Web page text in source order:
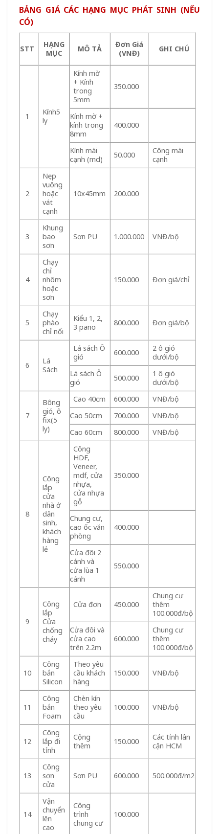
BẢNG GIÁ CÁC HẠNG MỤC PHÁT SINH (NẾU
CÓ)
STT
HẠNG
MỤC
MÔ TẢ
Đơn Giá
(VNĐ)
GHI CHÚ
1
Kính5
ly
Kính mờ
+ Kính
trong
5mm
350.000
Kính mờ +
kính trong
8mm
400.000
Kính mài
cạnh (md)
50.000
Công mài
cạnh
2
Nẹp
vuông
hoặc
vát
cạnh
10x45mm 200.000
3
Khung
bao
sơn
Sơn PU 1.000.000 VNĐ/bộ
4
Chạy
chỉ
nhôm
hoặc
sơn
150.000 Đơn giá/chỉ
5
Chạy
phào
chỉ nổi
Kiểu 1, 2,
3 pano
800.000 Đơn giá/bộ
6
Lá
Sách
Lá sách Ô
gió
600.000
2 ô gió
dưới/bộ
Lá sách Ô
gió
500.000
1 ô gió
dưới/bộ
7
Bông
gió, ô
fix(5
ly)
Cao 40cm 600.000
VNĐ/bộ
Cao 50cm
700.000
VNĐ/bộ
Cao 60cm
800.000 VNĐ/bộ
8
Công
lắp
cửa
nhà ở
dân
sinh,
khách
hàng
lẻ
Công
HDF,
Veneer,
mdf, cửa
nhựa,
cửa nhựa
gỗ
350.000
Chung cư,
cao ốc văn
phòng
400.000
Cửa đôi 2
cánh và
cửa lùa 1
cánh
550.000
9
Công
lắp
Cửa
chống
cháy
Cửa đơn 450.000
Chung cư
thêm
100.000đ/bộ
Cửa đôi và
cửa cao
trên 2.2m
600.000
Chung cư
thêm
100.000đ/bộ
10
Công
bắn
Silicon
Theo yêu
cầu khách
hàng
150.000 VNĐ/bộ
11
Công
bắn
Foam
Chèn kín
theo yêu
cầu
100.000 VNĐ/bộ
12
Công
lắp đi
tỉnh
Cộng
thêm
150.000
Các tỉnh lân
cận HCM
13
Công
sơn
cửa
Sơn PU 600.000 500.000đ/m2
14
Vận
chuyển
lên
cao
Công
trình
chung cư
100.000